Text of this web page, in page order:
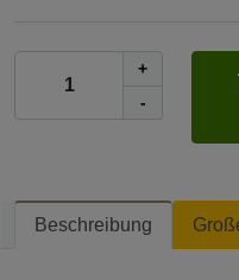
+
-
Beschreibung